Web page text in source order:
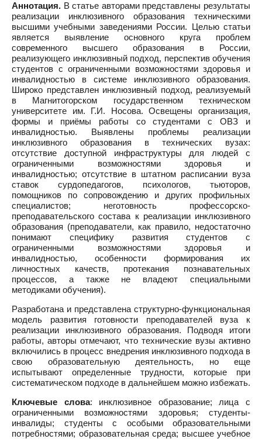
Аннотация. В статье авторами представлены результаты
реализации инклюзивного образования техническими
высшими учебными заведениями России. Целью статьи
является выявление основного круга проблем
современного высшего образования в России,
реализующего инклюзивный подход, перспектив обучения
студентов с ограниченными возможностями здоровья и
инвалидностью в системе инклюзивного образования.
Широко представлен инклюзивный подход, реализуемый
в Магнитогорском государственном техническом
университете им. Г.И. Носова. Освещены организация,
формы и приёмы работы со студентами с ОВЗ и
инвалидностью. Выявлены проблемы реализации
инклюзивного образования в технических вузах:
отсутствие доступной инфраструктуры для людей с
ограниченными возможностями здоровья и
инвалидностью; отсутствие в штатном расписании вуза
ставок сурдопедагогов, психологов, тьюторов,
помощников по сопровождению и других профильных
специалистов; неготовность профессорско-
преподавательского состава к реализации инклюзивного
образования (преподаватели, как правило, недостаточно
понимают специфику развития студентов с
ограниченными возможностями здоровья и
инвалидностью, особенности формирования их
личностных качеств, протекания познавательных
процессов, а также не владеют специальными
методиками обучения).
Разработана и представлена структурно-функциональная
модель развития готовности преподавателей вуза к
реализации инклюзивного образования. Подводя итоги
работы, авторы отмечают, что технические вузы активно
включились в процесс внедрения инклюзивного подхода в
свою образовательную деятельность, но еще
испытывают определенные трудности, которые при
систематическом подходе в дальнейшем можно избежать.
Ключевые слова: инклюзивное образование; лица с
ограниченными возможностями здоровья; студенты-
инвалиды; студенты с особыми образовательными
потребностями; образовательная среда; высшее учебное